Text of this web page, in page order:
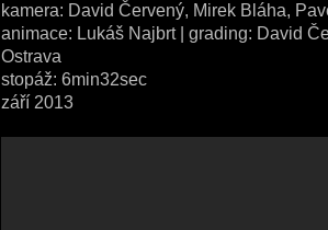
kamera: David Červený, Mirek Bláha,
animace: Lukáš Najbrt | grading: David
Ostrava
stopáž: 6min32sec
září 2013